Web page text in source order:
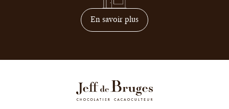
En savoir plussur comment devenir